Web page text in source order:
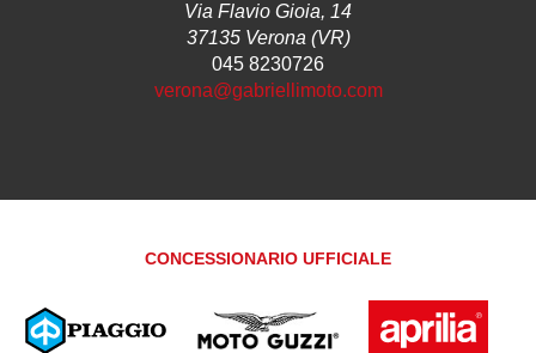
Via Flavio Gioia, 14
37135 Verona (VR)
045 8230726
verona@gabriellimoto.com
CONCESSIONARIO UFFICIALE